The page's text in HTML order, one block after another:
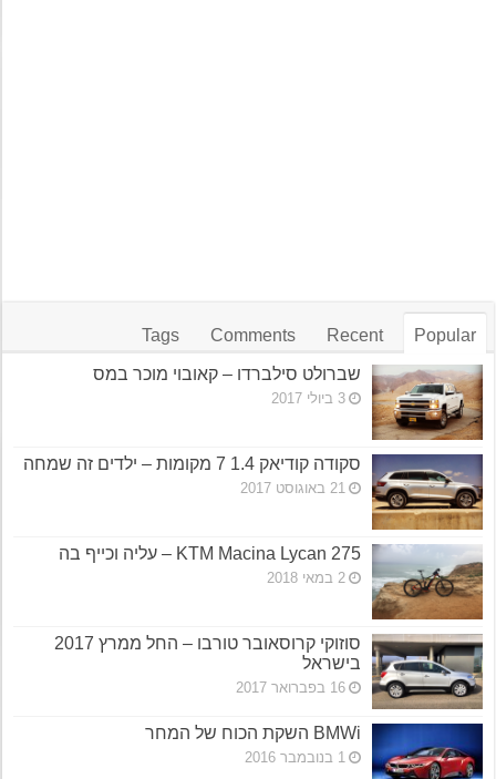
Popular
Recent
Comments
Tags
שברולט סילברדו – קאובוי מוכר במס
3 ביולי 2017
סקודה קודיאק 1.4 7 מקומות – ילדים זה שמחה
21 באוגוסט 2017
KTM Macina Lycan 275 – עליה וכייף בה
2 במאי 2018
סוזוקי קרוסאובר טורבו – החל ממרץ 2017
בישראל
16 בפברואר 2017
BMWi השקת הכוח של המחר
1 בנובמבר 2016